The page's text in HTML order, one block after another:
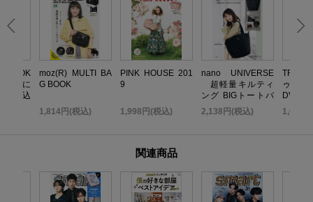
BOOK
限に
れ込
moz(R) MULTI BA
G BOOK
1,814円(税込)
PINK HOUSE 201
9
1,998円(税込)
nano UNIVERSE
超軽量キルティ
ング BIGトートバ
ッグBOOK
2,138円(税込)
TRF イ
ゥ・ダ
DVD
TOP
1,058
関連商品